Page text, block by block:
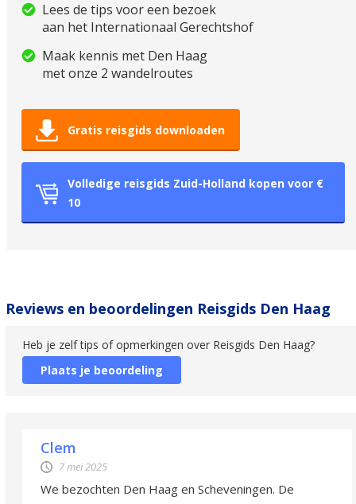
Lees de tips voor een bezoek
aan het Internationaal Gerechtshof
Maak kennis met Den Haag
met onze 2 wandelroutes
Gratis reisgids downloaden
Volledige reisgids Zuid-Holland kopen voor €
10
Reviews en beoordelingen Reisgids Den Haag
Heb je zelf tips of opmerkingen over Reisgids Den Haag?
Plaats je beoordeling
Clem
7 mei 2025
We bezochten Den Haag en Scheveningen. De